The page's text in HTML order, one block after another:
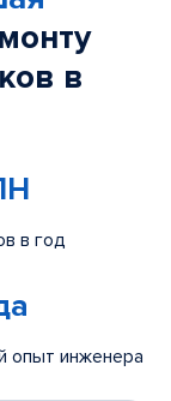
в
в год
опыт инженера